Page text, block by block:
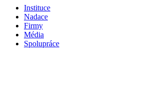
Instituce
Nadace
Firmy
Média
Spolupráce